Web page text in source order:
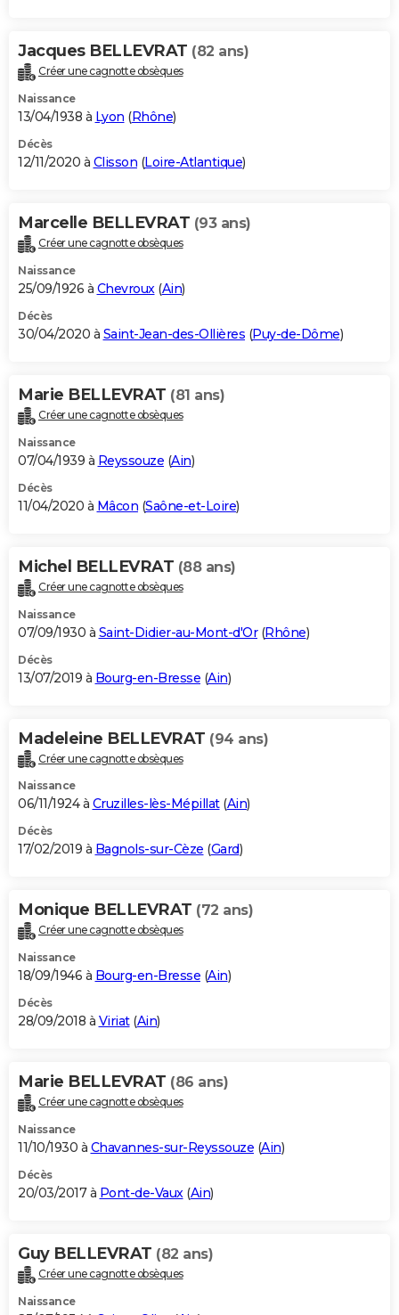
Jacques BELLEVRAT (82 ans)
Créer une cagnotte obsèques
Naissance
13/04/1938 à Lyon (Rhône)
Décès
12/11/2020 à Clisson (Loire-Atlantique)
Marcelle BELLEVRAT (93 ans)
Créer une cagnotte obsèques
Naissance
25/09/1926 à Chevroux(Ain)
Décès
30/04/2020 à Saint-Jean-des-Ollières (Puy-de-Dôme)
Marie BELLEVRAT (81 ans)
Créer une cagnotte obsèques
Naissance
07/04/1939 à Reyssouze (Ain)
Décès
11/04/2020 à Mâcon (Saône-et-Loire)
Michel BELLEVRAT (88 ans)
Créer une cagnotte obsèques
Naissance
07/09/1930 à Saint-Didier-au-Mont-d'Or(Rhône)
Décès
13/07/2019 à Bourg-en-Bresse (Ain)
Madeleine BELLEVRAT (94 ans)
Créer une cagnotte obsèques
Naissance
06/11/1924 à Cruzilles-lès-Mépillat(Ain)
Décès
17/02/2019 à Bagnols-sur-Cèze (Gard)
Monique BELLEVRAT (72 ans)
Créer une cagnotte obsèques
Naissance
18/09/1946 à Bourg-en-Bresse (Ain)
Décès
28/09/2018 à Viriat(Ain)
Marie BELLEVRAT (86 ans)
Créer une cagnotte obsèques
Naissance
11/10/1930 à Chavannes-sur-Reyssouze (Ain)
Décès
20/03/2017 à Pont-de-Vaux(Ain)
Guy BELLEVRAT (82 ans)
Créer une cagnotte obsèques
Naissance